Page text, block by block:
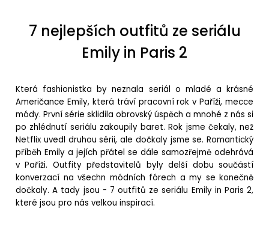
7 nejlepších outfitů ze seriálu
Emily in Paris 2
Která fashionistka by neznala seriál o mladé a krásné
Američance Emily, která tráví pracovní rok v Paříži, mecce
módy. První série sklidila obrovský úspěch a mnohé z nás si
po zhlédnutí seriálu zakoupily baret. Rok jsme čekaly, než
Netflix uvedl druhou sérii, ale dočkaly jsme se. Romantický
příběh Emily a jejích přátel se dále samozřejmě odehrává
v Paříži. Outfity představitelů byly delší dobu součástí
konverzací na všechn módních fórech a my se konečně
dočkaly. A tady jsou - 7 outfitů ze seriálu Emily in Paris 2,
které jsou pro nás velkou inspirací.